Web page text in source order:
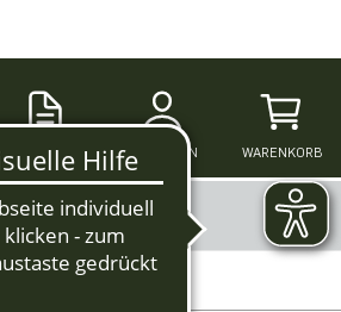
MERKZETTEL ANMELDEN WARENKORB